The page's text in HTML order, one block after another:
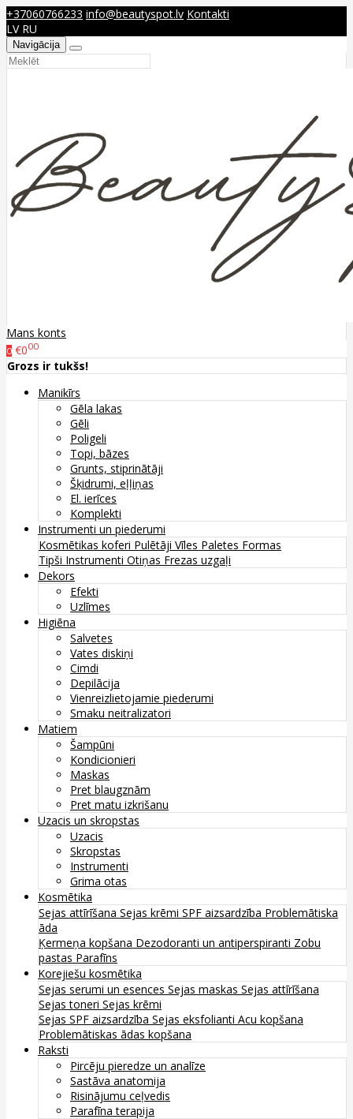
+37060766233 info@beautyspot.lv Kontakti
LV RU
Navigācija
Mans konts
0 €000
Grozs ir tukšs!
Manikīrs
Gēla lakas
Gēli
Poligeli
Topi, bāzes
Grunts, stiprinātāji
Šķidrumi, eļļiņas
El. ierīces
Komplekti
Instrumenti un piederumi
Kosmētikas koferi Pulētāji Vīles Paletes Formas
Tipši Instrumenti Otiņas Frezas uzgaļi
Dekors
Efekti
Uzlīmes
Higiēna
Salvetes
Vates diskiņi
Cimdi
Depilācija
Vienreizlietojamie piederumi
Smaku neitralizatori
Matiem
Šampūni
Kondicionieri
Maskas
Pret blaugznām
Pret matu izkrišanu
Uzacis un skropstas
Uzacis
Skropstas
Instrumenti
Grima otas
Kosmētika
Sejas attīrīšana Sejas krēmi SPF aizsardzība Problemātiska
āda
Ķermeņa kopšana Dezodoranti un antiperspiranti Zobu
pastas Parafīns
Korejiešu kosmētika
Sejas serumi un esences Sejas maskas Sejas attīrīšana
Sejas toneri Sejas krēmi
Sejas SPF aizsardzība Sejas eksfolianti Acu kopšana
Problemātiskas ādas kopšana
Raksti
Pircēju pieredze un analīze
Sastāva anatomija
Risinājumu ceļvedis
Parafīna terapija